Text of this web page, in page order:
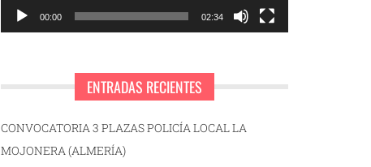
00:00 02:34
ENTRADAS RECIENTES
CONVOCATORIA 3 PLAZAS POLICÍA LOCAL LA
MOJONERA (ALMERÍA)